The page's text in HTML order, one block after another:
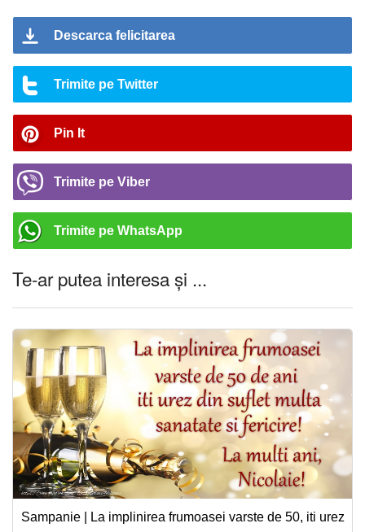
Descarca felicitarea
Trimite pe Twitter
Pin It
Trimite pe Viber
Trimite pe WhatsApp
Te-ar putea interesa și ...
Sampanie | La implinirea frumoasei varste de 50, iti urez